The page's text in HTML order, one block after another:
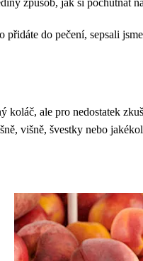
do pečení, sepsali
koláč, ale pro nedostatek
višně, švestky nebo